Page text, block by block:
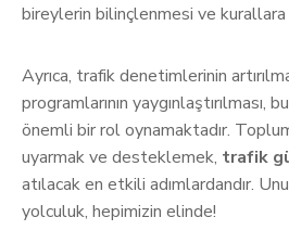
bireylerin bilinçlenmesi ve kurallara
Ayrıca, trafik denetimlerinin
programlarının yaygınlaştırılması,
önemli bir rol oynamaktadır.
uyarmak ve desteklemek, trafik
atılacak en etkili adımlardandır.
yolculuk, hepimizin elinde!